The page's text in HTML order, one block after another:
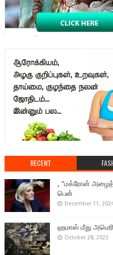
RECENT
, “மக்ரோன்
பென்
December 11,
ஹமாஸ் மீது
October 28, 2023